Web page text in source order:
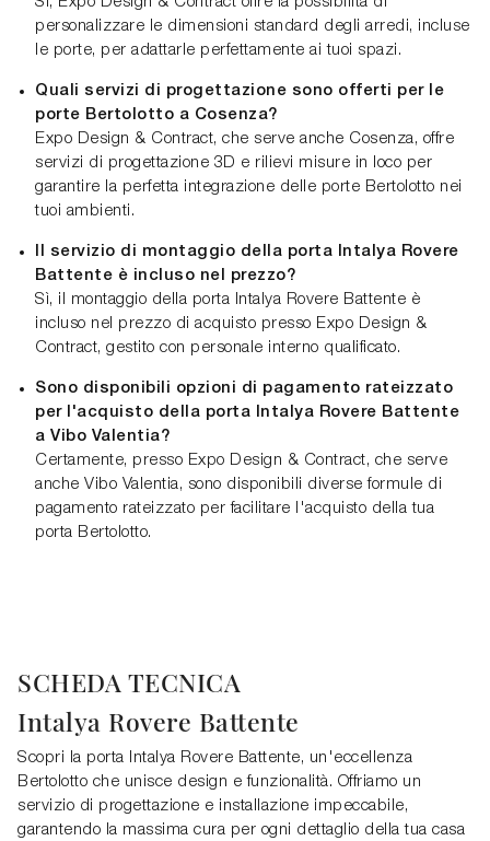
personalizzare le dimensioni standard degli arredi, incluse
le porte, per adattarle perfettamente ai tuoi spazi.
Quali servizi di progettazione sono offerti per le
porte Bertolotto a Cosenza?
Expo Design & Contract, che serve anche Cosenza, offre
servizi di progettazione 3D e rilievi misure in loco per
garantire la perfetta integrazione delle porte Bertolotto nei
tuoi ambienti.
Il servizio di montaggio della porta Intalya Rovere
Battente è incluso nel prezzo?
Sì, il montaggio della porta Intalya Rovere Battente è
incluso nel prezzo di acquisto presso Expo Design &
Contract, gestito con personale interno qualificato.
Sono disponibili opzioni di pagamento rateizzato
per l'acquisto della porta Intalya Rovere Battente
a Vibo Valentia?
Certamente, presso Expo Design & Contract, che serve
anche Vibo Valentia, sono disponibili diverse formule di
pagamento rateizzato per facilitare l'acquisto della tua
porta Bertolotto.
SCHEDA TECNICA
Intalya Rovere Battente
Scopri la porta Intalya Rovere Battente, un'eccellenza
Bertolotto che unisce design e funzionalità. Offriamo un
servizio di progettazione e installazione impeccabile,
garantendo la massima cura per ogni dettaglio della tua casa